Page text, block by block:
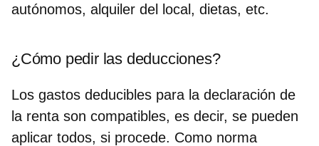
autónomos, alquiler del local, dietas, etc.
¿Cómo pedir las deducciones?
Los gastos deducibles para la declaración de
la renta son compatibles, es decir, se pueden
aplicar todos, si procede. Como norma